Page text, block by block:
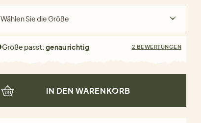
Wählen Sie die Größe
Größe passt:genau richtig 2 BEWERTUNGEN
IN DEN WARENKORB